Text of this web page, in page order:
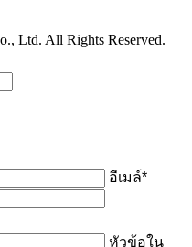
Ltd. All Rights Reserved.
อีเมล์*
หัวข้อใน